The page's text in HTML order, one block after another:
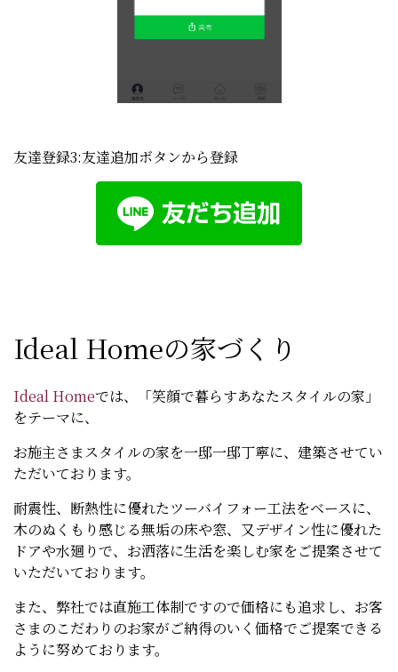
友達登録3:友達追加ボタンから登録
Ideal Homeの家づくり
Ideal Homeでは、「笑顔で暮らすあなたスタイルの家」
をテーマに、
お施主さまスタイルの家を一邸一邸丁寧に、建築させてい
ただいております。
耐震性、断熱性に優れたツーバイフォー工法をベースに、
木のぬくもり感じる無垢の床や窓、又デザイン性に優れた
ドアや水廻りで、お洒落に生活を楽しむ家をご提案させて
いただいております。
また、弊社では直施工体制ですので価格にも追求し、お客
さまのこだわりのお家がご納得のいく価格でご提案できる
ように努めております。